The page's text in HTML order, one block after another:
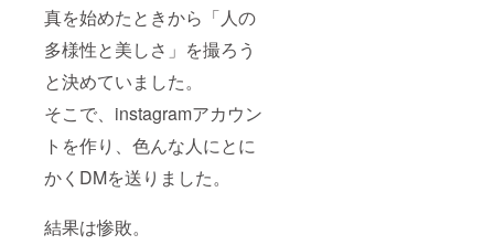
真を始めたときから「人の
多様性と美しさ」を撮ろう
と決めていました。
そこで、instagramアカウン
トを作り、色んな人にとに
かくDMを送りました。
結果は惨敗。